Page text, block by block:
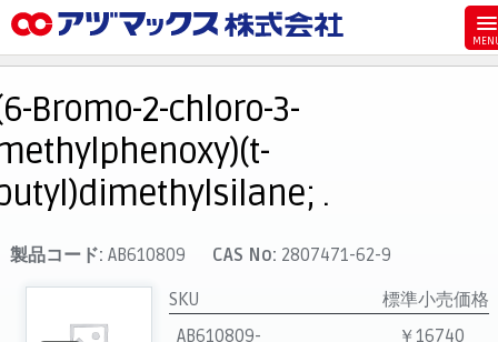
お気に入り
カート
マイアカウント
主要取扱ブランド
代理店一覧
支払い
Bromo-2-chloro-3-
.
製品コード: AB610809 CAS No: 2807471-62-9
SKU
標準小売価格
AB610809-
￥16740